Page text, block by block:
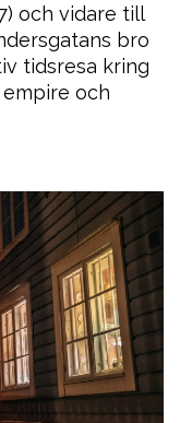
och vidare till
bro
tidsresa kring
och